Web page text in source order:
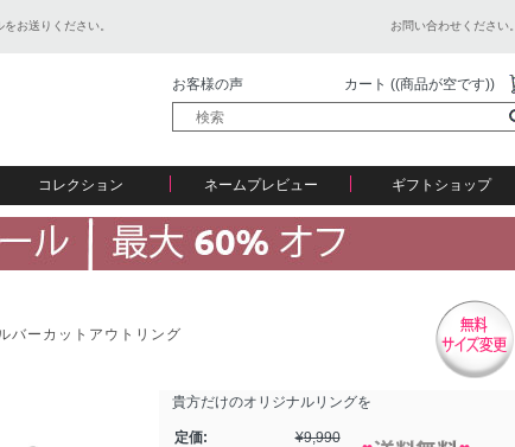
をお送りください。 お問い合わせください。
お客様の声 カート ((商品が空です))
コレクション
ネームプレビュー
ギフトショップ
バーカットアウトリング
貴方だけのオリジナルリングを
定価: ¥9,990